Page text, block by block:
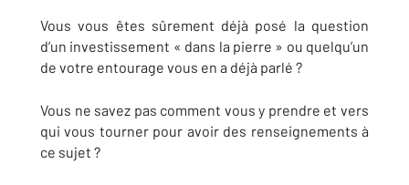
Vous vous êtes sûrement déjà posé la question
d’un investissement « dans la pierre » ou quelqu’un
de votre entourage vous en a déjà parlé ?
Vous ne savez pas comment vous y prendre et vers
qui vous tourner pour avoir des renseignements à
ce sujet ?